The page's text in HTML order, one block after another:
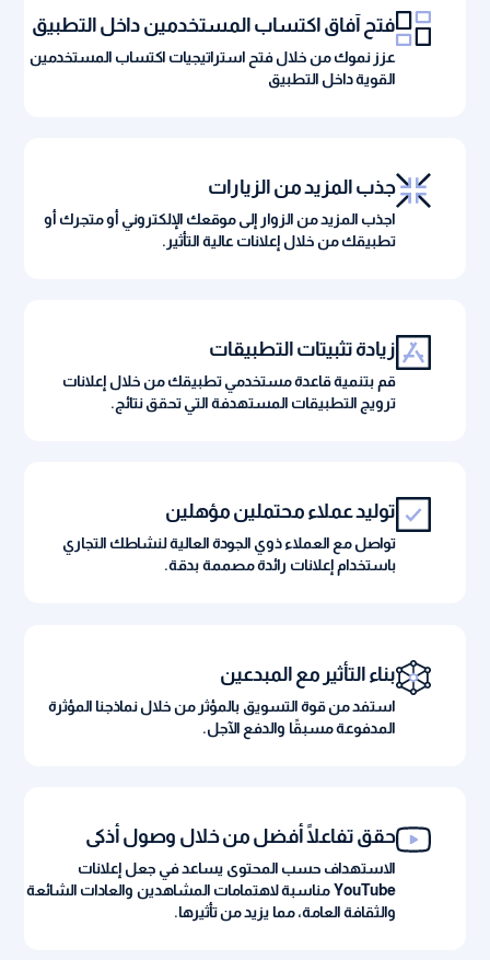
فتح آفاق اكتساب المستخدمين داخل التطبيق
عزز نموك من خلال فتح استراتيجيات اكتساب المستخدمين
القوية داخل التطبيق
جذب المزيد من الزيارات
اجذب المزيد من الزوار إلى موقعك الإلكتروني أو متجرك أو
تطبيقك من خلال إعلانات عالية التأثير.
زيادة تثبيتات التطبيقات
قم بتنمية قاعدة مستخدمي تطبيقك من خلال إعلانات
ترويج التطبيقات المستهدفة التي تحقق نتائج.
توليد عملاء محتملين مؤهلين
تواصل مع العملاء ذوي الجودة العالية لنشاطك التجاري
باستخدام إعلانات رائدة مصممة بدقة.
بناء التأثير مع المبدعين
استفد من قوة التسويق بالمؤثر من خلال نماذجنا المؤثرة
المدفوعة مسبقًا والدفع الآجل.
حقق تفاعلًا أفضل من خلال وصول أذكى
الاستهداف حسب المحتوى يساعد في جعل إعلانات
YouTube مناسبة لاهتمامات المشاهدين والعادات الشائعة
والثقافة العامة، مما يزيد من تأثيرها.